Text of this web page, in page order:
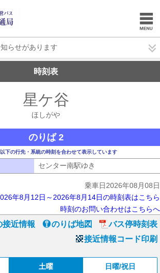
らせがあります
時刻表
星ケ谷
ほしがや
のりば 2
下の行先・系統の時刻を合わせて表示しています
センター南駅ゆき
乗車日2026年08月08日
年8月12日～2026年8月14日の時刻表はこちら
時刻のお問い合わせはこちらへ
接近情報 のりば地図
バス停時刻表
接近情報コード印刷
土曜 日曜/祝日